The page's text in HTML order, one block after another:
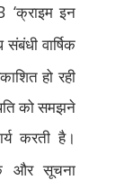
‘क्राइम इन
वार्षिक
हो रही
को समझने
करती है।
और सूचना